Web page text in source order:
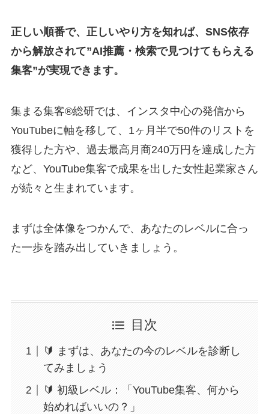
正しい順番で、正しいやり方を知れば、SNS依存
から解放されて”AI推薦・検索で見つけてもらえる
集客”が実現できます。
集まる集客®総研では、インスタ中心の発信から
YouTubeに軸を移して、1ヶ月半で50件のリストを
獲得した方や、過去最高月商240万円を達成した方
など、YouTube集客で成果を出した女性起業家さん
が続々と生まれています。
まずは全体像をつかんで、あなたのレベルに合っ
た一歩を踏み出していきましょう。
目次
🔰 まずは、あなたの今のレベルを診断し
てみましょう
🔰 初級レベル：「YouTube集客、何から
始めればいいの？」